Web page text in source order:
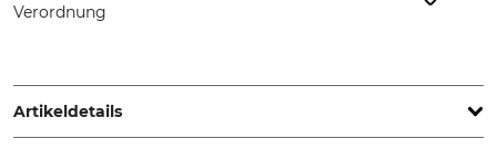
Verordnung
www.grube.de
Artikeldetails